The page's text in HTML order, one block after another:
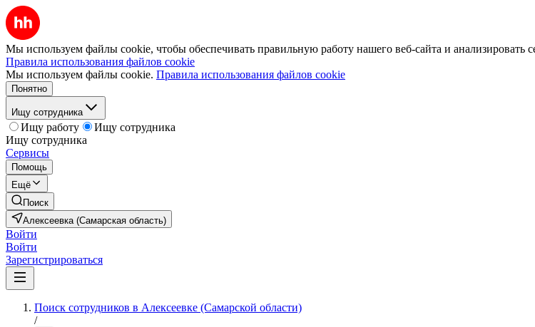
Мы используем файлы cookie, чтобы обеспечивать правильную работу нашего веб-сайта и анализировать
Правила использования файлов cookie
Мы используем файлы cookie. Правила использования файлов cookie
Понятно
Ищу сотрудника
Ищу работу
Ищу сотрудника
Ищу сотрудника
Сервисы
Помощь
Ещё
Поиск
Алексеевка (Самарская область)
Войти
Войти
Зарегистрироваться
Поиск сотрудников в Алексеевке (Самарской области)
/